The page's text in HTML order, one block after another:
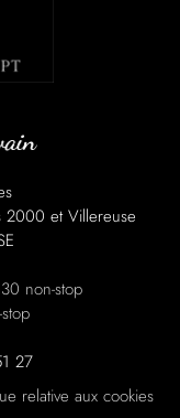
2000 et Villereuse
non-stop
27
relative aux cookies